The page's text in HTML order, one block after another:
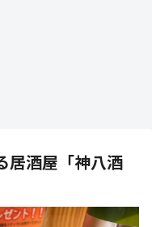
居酒屋「神八酒